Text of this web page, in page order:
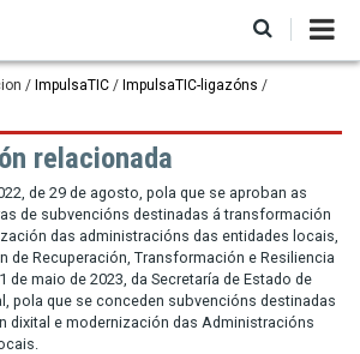
ImpulsaTIC ImpulsaTIC-ligazóns
relacionada
de 29 de agosto, pola que se aproban as
de subvencións destinadas á transformación
das administracións das entidades locais,
de Recuperación, Transformación e Resiliencia
de maio de 2023, da Secretaría de Estado de
pola que se conceden subvencións destinadas
dixital e modernización das Administracións